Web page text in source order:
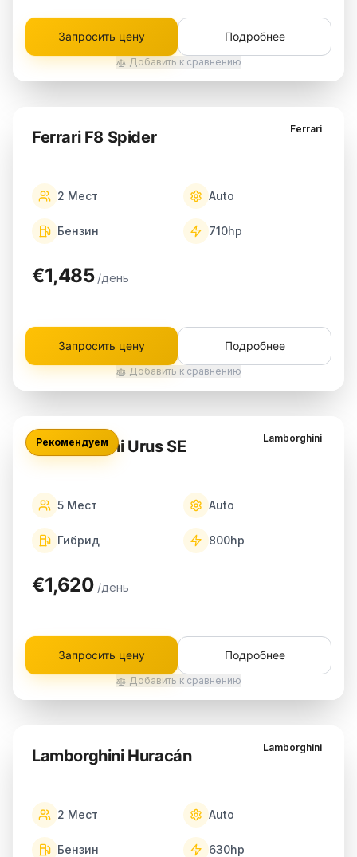
Запросить цену Подробнее
Добавить к сравнению
Ferrari
Ferrari F8 Spider
2 Мест Auto
Бензин 710hp
€1,485 /день
Запросить цену Подробнее
Добавить к сравнению
Рекомендуем Lamborghini
Lamborghini Urus SE
5 Мест Auto
Гибрид 800hp
€1,620 /день
Запросить цену Подробнее
Добавить к сравнению
Lamborghini
Lamborghini Huracán
2 Мест Auto
Бензин 630hp